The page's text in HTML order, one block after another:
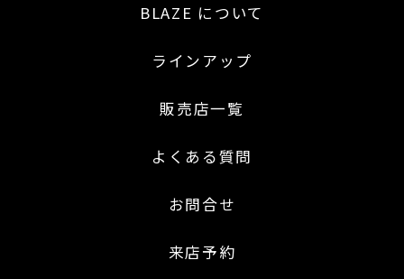
BLAZE について
ラインアップ
販売店一覧
よくある質問
お問合せ
来店予約